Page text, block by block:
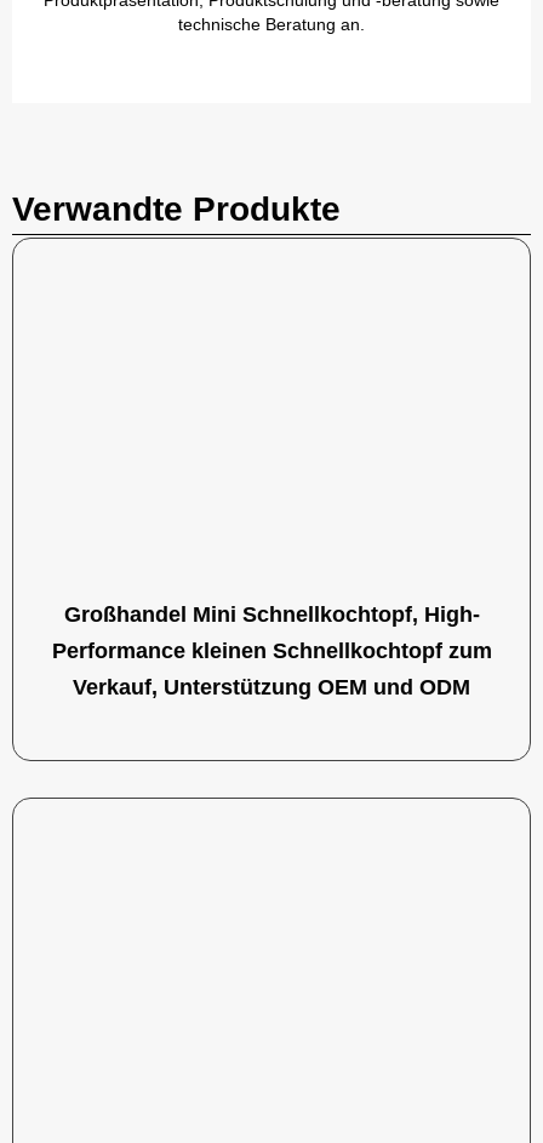
technische Beratung an.
Verwandte Produkte
Großhandel Mini Schnellkochtopf, High-
Performance kleinen Schnellkochtopf zum
Verkauf, Unterstützung OEM und ODM